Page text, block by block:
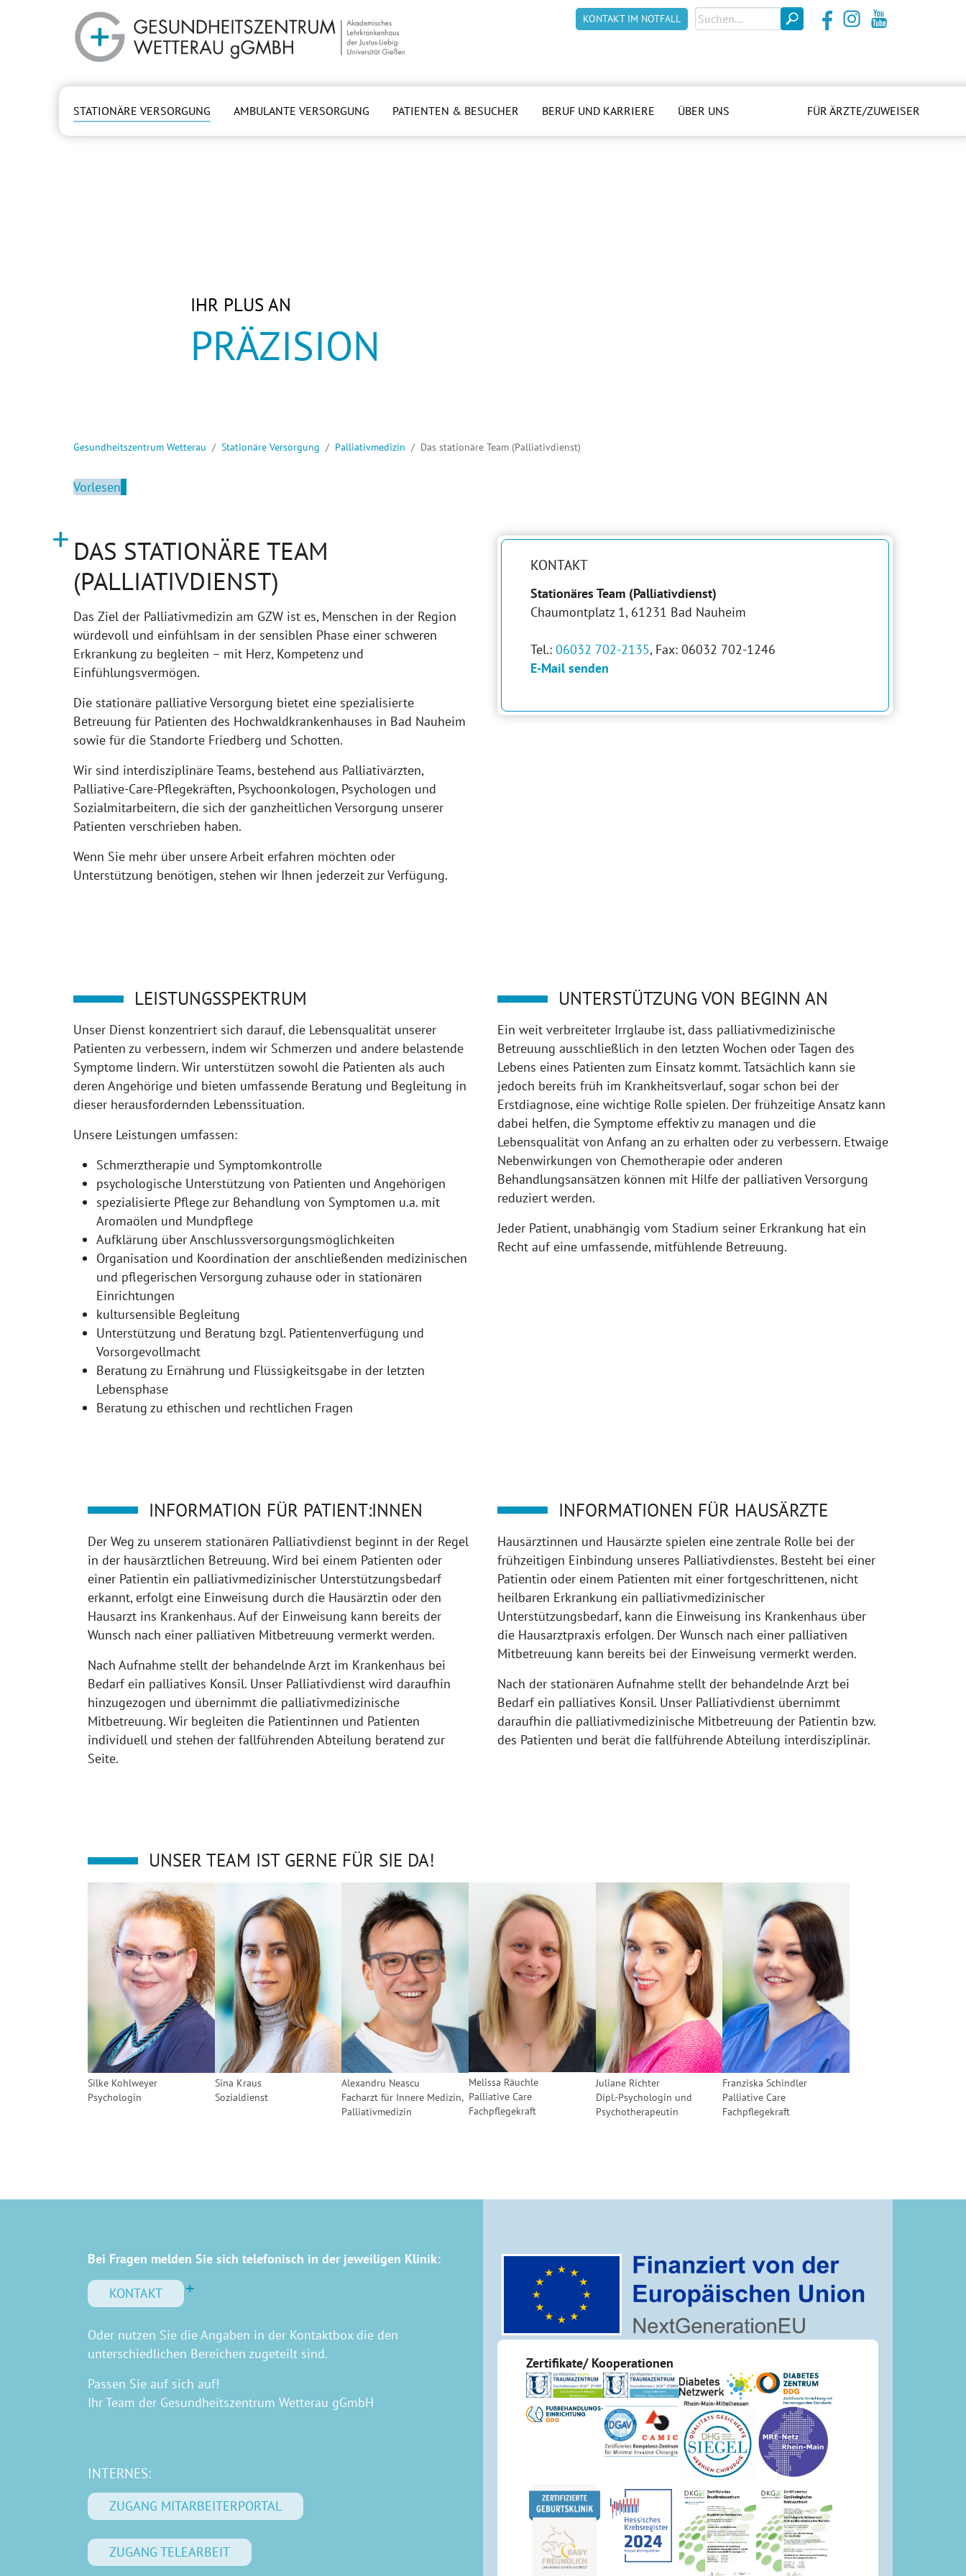
Zum Hauptinhalt springen
STATIONÄRE VERSORGUNG AMBULANTE VERSORGUNG PATIENTEN & BESUCHER BERUF UND KARRIERE ÜBER UNS FÜR ÄRZTE/ZUWEISER
KONTAKT IM NOTFALL
IHR PLUS AN
PRÄZISION
IHR PLUS AN
VERTRAUEN
Gesundheitszentrum Wetterau Stationäre Versorgung Palliativmedizin Das stationäre Team (Palliativdienst)
Vorlesen
DAS STATIONÄRE TEAM
(PALLIATIVDIENST)
Das Ziel der Palliativmedizin am GZW ist es, Menschen in der Region
würdevoll und einfühlsam in der sensiblen Phase einer schweren
Erkrankung zu begleiten – mit Herz, Kompetenz und
Einfühlungsvermögen.
Die stationäre palliative Versorgung bietet eine spezialisierte
Betreuung für Patienten des Hochwaldkrankenhauses in Bad Nauheim
sowie für die Standorte Friedberg und Schotten.
Wir sind interdisziplinäre Teams, bestehend aus Palliativärzten,
Palliative-Care-Pflegekräften, Psychoonkologen, Psychologen und
Sozialmitarbeitern, die sich der ganzheitlichen Versorgung unserer
Patienten verschrieben haben.
Wenn Sie mehr über unsere Arbeit erfahren möchten oder
Unterstützung benötigen, stehen wir Ihnen jederzeit zur Verfügung.
KONTAKT
Stationäres Team (Palliativdienst)
Chaumontplatz 1, 61231 Bad Nauheim
Tel.: 06032 702-2135, Fax: 06032 702-1246
E-Mail senden
LEISTUNGSSPEKTRUM
Unser Dienst konzentriert sich darauf, die Lebensqualität unserer
Patienten zu verbessern, indem wir Schmerzen und andere belastende
Symptome lindern. Wir unterstützen sowohl die Patienten als auch
deren Angehörige und bieten umfassende Beratung und Begleitung in
dieser herausfordernden Lebenssituation.
Unsere Leistungen umfassen:
Schmerztherapie und Symptomkontrolle
psychologische Unterstützung von Patienten und Angehörigen
spezialisierte Pflege zur Behandlung von Symptomen u.a. mit
Aromaölen und Mundpflege
Aufklärung über Anschlussversorgungsmöglichkeiten
Organisation und Koordination der anschließenden medizinischen
und pflegerischen Versorgung zuhause oder in stationären
Einrichtungen
kultursensible Begleitung
Unterstützung und Beratung bzgl. Patientenverfügung und
Vorsorgevollmacht
Beratung zu Ernährung und Flüssigkeitsgabe in der letzten
Lebensphase
Beratung zu ethischen und rechtlichen Fragen
UNTERSTÜTZUNG VON BEGINN AN
Ein weit verbreiteter Irrglaube ist, dass palliativmedizinische
Betreuung ausschließlich in den letzten Wochen oder Tagen des
Lebens eines Patienten zum Einsatz kommt. Tatsächlich kann sie
jedoch bereits früh im Krankheitsverlauf, sogar schon bei der
Erstdiagnose, eine wichtige Rolle spielen. Der frühzeitige Ansatz kann
dabei helfen, die Symptome effektiv zu managen und die
Lebensqualität von Anfang an zu erhalten oder zu verbessern. Etwaige
Nebenwirkungen von Chemotherapie oder anderen
Behandlungsansätzen können mit Hilfe der palliativen Versorgung
reduziert werden.
Jeder Patient, unabhängig vom Stadium seiner Erkrankung hat ein
Recht auf eine umfassende, mitfühlende Betreuung.
INFORMATION FÜR PATIENT:INNEN
Der Weg zu unserem stationären Palliativdienst beginnt in der Regel
in der hausärztlichen Betreuung. Wird bei einem Patienten oder
einer Patientin ein palliativmedizinischer Unterstützungsbedarf
erkannt, erfolgt eine Einweisung durch die Hausärztin oder den
Hausarzt ins Krankenhaus. Auf der Einweisung kann bereits der
Wunsch nach einer palliativen Mitbetreuung vermerkt werden.
Nach Aufnahme stellt der behandelnde Arzt im Krankenhaus bei
Bedarf ein palliatives Konsil. Unser Palliativdienst wird daraufhin
hinzugezogen und übernimmt die palliativmedizinische
Mitbetreuung. Wir begleiten die Patientinnen und Patienten
individuell und stehen der fallführenden Abteilung beratend zur
Seite.
INFORMATIONEN FÜR HAUSÄRZTE
Hausärztinnen und Hausärzte spielen eine zentrale Rolle bei der
frühzeitigen Einbindung unseres Palliativdienstes. Besteht bei einer
Patientin oder einem Patienten mit einer fortgeschrittenen, nicht
heilbaren Erkrankung ein palliativmedizinischer
Unterstützungsbedarf, kann die Einweisung ins Krankenhaus über
die Hausarztpraxis erfolgen. Der Wunsch nach einer palliativen
Mitbetreuung kann bereits bei der Einweisung vermerkt werden.
Nach der stationären Aufnahme stellt der behandelnde Arzt bei
Bedarf ein palliatives Konsil. Unser Palliativdienst übernimmt
daraufhin die palliativmedizinische Mitbetreuung der Patientin bzw.
des Patienten und berät die fallführende Abteilung interdisziplinär.
UNSER TEAM IST GERNE FÜR SIE DA!
Silke Kohlweyer
Psychologin
Sina Kraus
Sozialdienst
Alexandru Neascu
Facharzt für Innere Medizin,
Palliativmedizin
Melissa Räuchle
Palliative Care
Fachpflegekraft
Juliane Richter
Dipl.-Psychologin und
Psychotherapeutin
Franziska Schindler
Palliative Care
Fachpflegekraft
Bei Fragen melden Sie sich telefonisch in der jeweiligen Klinik:
KONTAKT
Oder nutzen Sie die Angaben in der Kontaktbox die den
unterschiedlichen Bereichen zugeteilt sind.
Passen Sie auf sich auf!
Ihr Team der Gesundheitszentrum Wetterau gGmbH
INTERNES:
ZUGANG MITARBEITERPORTAL
ZUGANG TELEARBEIT
Zertifikate/ Kooperationen